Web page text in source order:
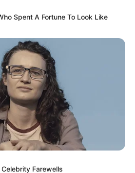
Spent A Fortune To Look Like
Farewells